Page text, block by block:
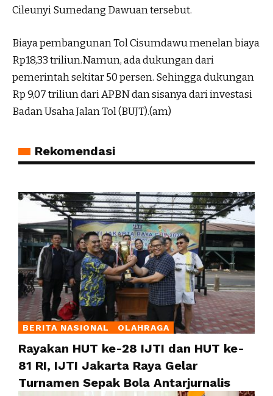
Cileunyi Sumedang Dawuan tersebut.
Biaya pembangunan Tol Cisumdawu menelan biaya
Rp18,33 triliun.Namun, ada dukungan dari
pemerintah sekitar 50 persen. Sehingga dukungan
Rp 9,07 triliun dari APBN dan sisanya dari investasi
Badan Usaha Jalan Tol (BUJT).(am)
Rekomendasi
BERITA NASIONAL OLAHRAGA
Rayakan HUT ke-28 IJTI dan HUT ke-
81 RI, IJTI Jakarta Raya Gelar
Turnamen Sepak Bola Antarjurnalis